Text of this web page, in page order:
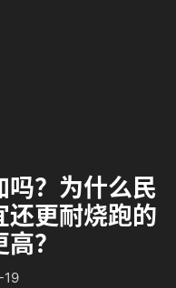
吗？为什么民
还更耐烧跑的
？